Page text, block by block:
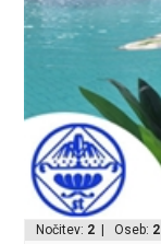
Nočitev: 2 | Oseb: 2